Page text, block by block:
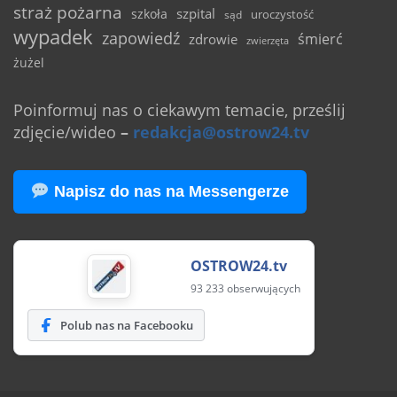
straż pożarna szkoła szpital sąd uroczystość
wypadek zapowiedź zdrowie zwierzęta śmierć
żużel
Poinformuj nas o ciekawym temacie, prześlij
zdjęcie/wideo – redakcja@ostrow24.tv
Napisz do nas na Messengerze
OSTROW24.tv
93 233 obserwujących
Polub nas na Facebooku